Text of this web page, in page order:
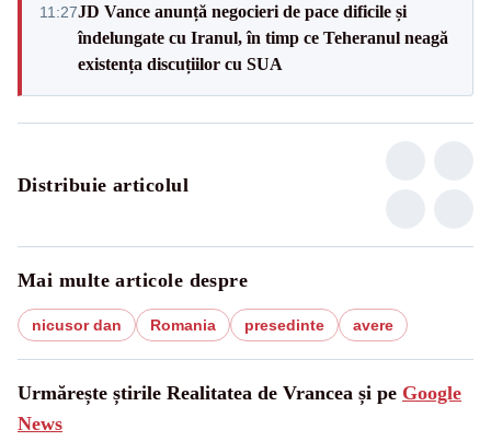
11:27JD Vance anunță negocieri de pace dificile și
îndelungate cu Iranul, în timp ce Teheranul neagă
existența discuțiilor cu SUA
Distribuie articolul
Mai multe articole despre
nicusor dan Romania presedinte avere
Urmărește știrile Realitatea de Vrancea și pe Google
News